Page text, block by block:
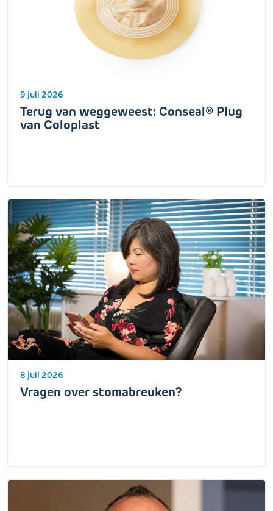
9 juli 2026
Terug van weggeweest: Conseal® Plug
van Coloplast
8 juli 2026
Vragen over stomabreuken?